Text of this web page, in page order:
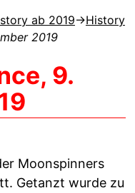
ab 2019→History
2019
9.
Moonspinners
Getanzt wurde zu